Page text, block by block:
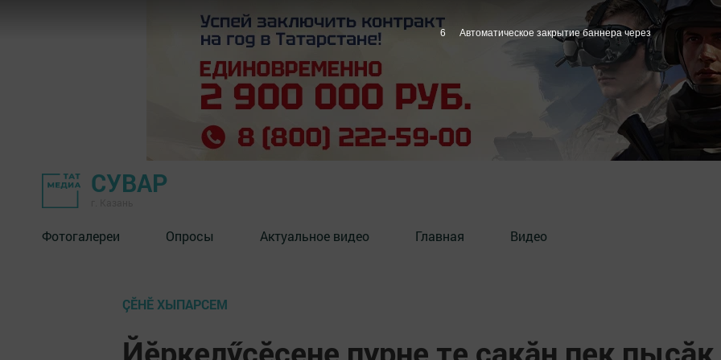
СУВАР
Фотогалереи Опросы Актуальное видео Главная Видео
ÇӖНӖ ХЫПАРСЕМ
Йӗркелӳçӗсене пурне те çакăн пек пысăк
5 Автоматическое закрытие баннера через